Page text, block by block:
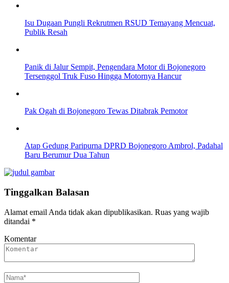
Isu Dugaan Pungli Rekrutmen RSUD Temayang Mencuat,
Publik Resah
Panik di Jalur Sempit, Pengendara Motor di Bojonegoro
Tersenggol Truk Fuso Hingga Motornya Hancur
Pak Ogah di Bojonegoro Tewas Ditabrak Pemotor
Atap Gedung Paripurna DPRD Bojonegoro Ambrol, Padahal
Baru Berumur Dua Tahun
Tinggalkan Balasan
Alamat email Anda tidak akan dipublikasikan. Ruas yang wajib
ditandai *
Komentar